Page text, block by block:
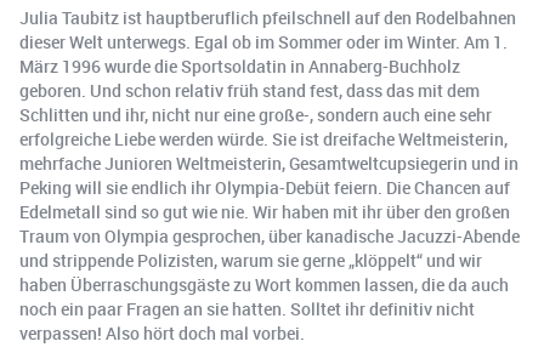
Julia Taubitz ist hauptberuflich pfeilschnell auf den Rodelbahnen
dieser Welt unterwegs. Egal ob im Sommer oder im Winter. Am 1.
März 1996 wurde die Sportsoldatin in Annaberg-Buchholz
geboren. Und schon relativ früh stand fest, dass das mit dem
Schlitten und ihr, nicht nur eine große-, sondern auch eine sehr
erfolgreiche Liebe werden würde. Sie ist dreifache Weltmeisterin,
mehrfache Junioren Weltmeisterin, Gesamtweltcupsiegerin und in
Peking will sie endlich ihr Olympia-Debüt feiern. Die Chancen auf
Edelmetall sind so gut wie nie. Wir haben mit ihr über den großen
Traum von Olympia gesprochen, über kanadische Jacuzzi-Abende
und strippende Polizisten, warum sie gerne „klöppelt“ und wir
haben Überraschungsgäste zu Wort kommen lassen, die da auch
noch ein paar Fragen an sie hatten. Solltet ihr definitiv nicht
verpassen! Also hört doch mal vorbei.